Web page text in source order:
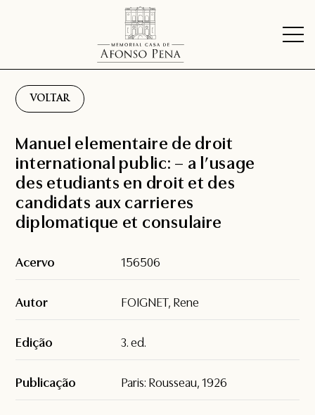
VOLTAR
Manuel elementaire de droit
international public: – a l’usage
des etudiants en droit et des
candidats aux carrieres
diplomatique et consulaire
Acervo 156506
Autor FOIGNET, Rene
Edição 3. ed.
Publicação Paris: Rousseau, 1926